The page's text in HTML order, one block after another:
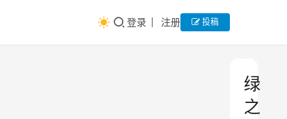
登录 注册 投稿
绿
之